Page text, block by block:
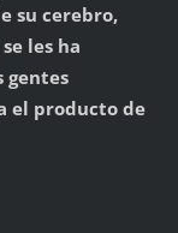
su cerebro,
les ha
gentes
el producto de